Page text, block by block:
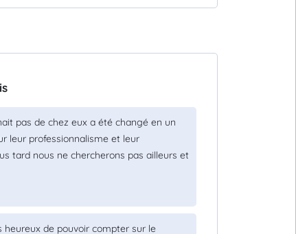
pas de chez eux a été changé en un
leur professionnalisme et leur
tard nous ne chercherons pas ailleurs et
de pouvoir compter sur le